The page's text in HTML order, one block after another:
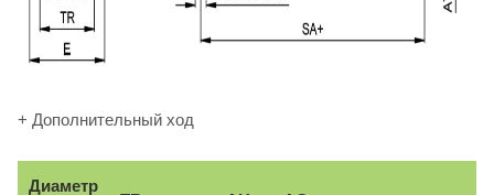
+ Дополнительный ход
Диаметр